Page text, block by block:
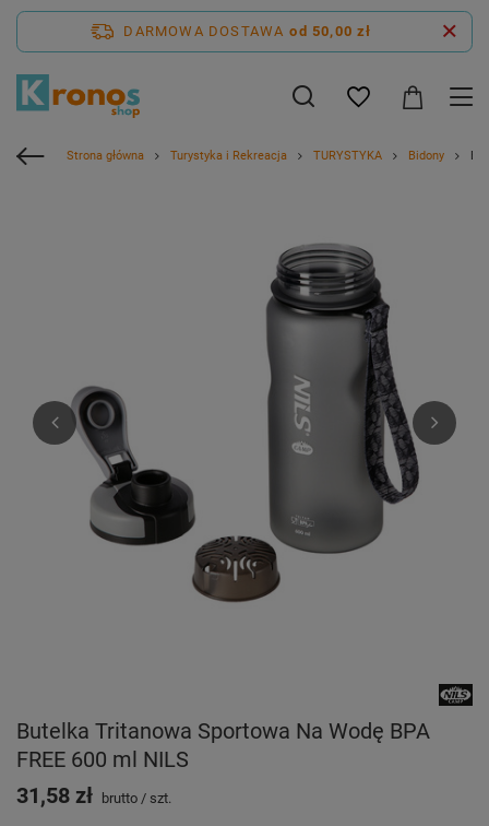
DARMOWA DOSTAWA od 50,00 zł
Strona główna Turystyka i Rekreacja TURYSTYKA Bidony
Butelka Tritanowa Sportowa Na Wodę BPA
FREE 600 ml NILS
31,58 zł
brutto / szt.